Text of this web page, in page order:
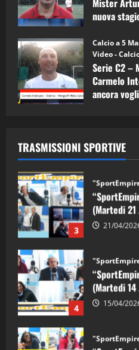
Mister
nuova
Calcio a 5
Video -
Serie C2 –
Carmelo
ancora
TRASMISSIONI SPORTIVE
1
(Martedi 05
08/05/
2 28/04/2026
3
(Martedi
21/04/
4
(Martedi
15/04/